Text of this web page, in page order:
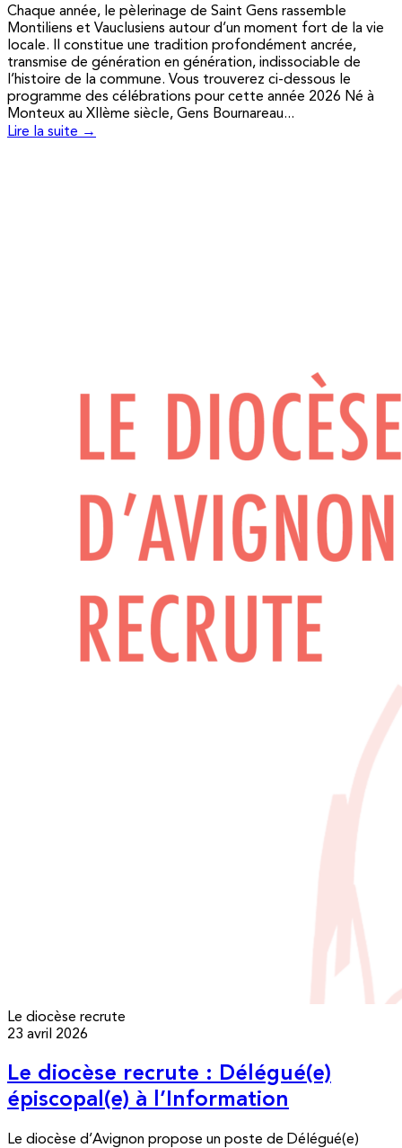
Chaque année, le pèlerinage de Saint Gens rassemble
Montiliens et Vauclusiens autour d’un moment fort de la vie
locale. Il constitue une tradition profondément ancrée,
transmise de génération en génération, indissociable de
l’histoire de la commune. Vous trouverez ci-dessous le
programme des célébrations pour cette année 2026 Né à
Monteux au XIIème siècle, Gens Bournareau...
Lire la suite →
Le diocèse recrute
23 avril 2026
Le diocèse recrute : Délégué(e)
épiscopal(e) à l’Information
Le diocèse d’Avignon propose un poste de Délégué(e)